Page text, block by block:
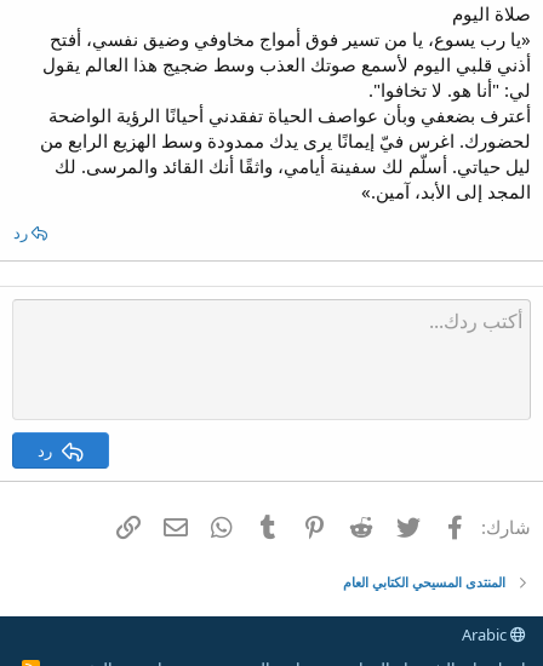
صلاة اليوم
«يا رب يسوع، يا من تسير فوق أمواج مخاوفي وضيق نفسي، أفتح
أذني قلبي اليوم لأسمع صوتك العذب وسط ضجيج هذا العالم يقول
لي: "أنا هو. لا تخافوا".
أعترف بضعفي وبأن عواصف الحياة تفقدني أحيانًا الرؤية الواضحة
لحضورك. اغرس فيّ إيمانًا يرى يدك ممدودة وسط الهزيع الرابع من
ليل حياتي. أسلّم لك سفينة أيامي، واثقًا أنك القائد والمرسى. لك
المجد إلى الأبد، آمين.»
رد
رد
شارك: فيسبوك تويتر Reddit
Pinterest
Tumblr
WhatsAppالبريد الإلكتروني
المنتدى المسيحي الكتابي العام